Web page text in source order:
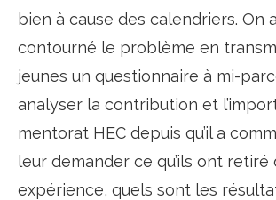
bien à cause des calendriers. On
contourné le problème en
jeunes un questionnaire à mi-
analyser la contribution et
mentorat HEC depuis qu’il a
leur demander ce qu’ils ont
expérience, quels sont les